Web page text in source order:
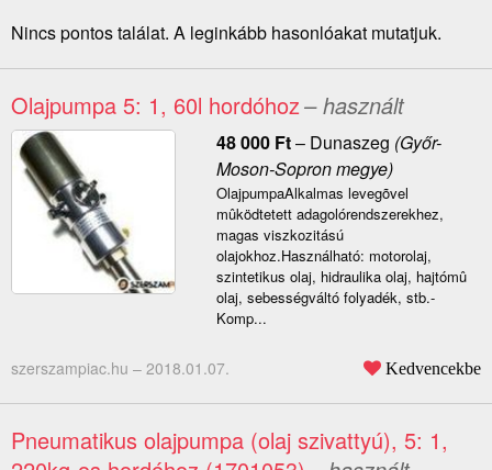
Nincs pontos találat. A leginkább hasonlóakat mutatjuk.
Olajpumpa 5: 1, 60l hordóhoz– használt
48 000 Ft– Dunaszeg (Győr-
Moson-Sopron megye)
OlajpumpaAlkalmas levegõvel
mûködtetett adagolórendszerekhez,
magas viszkozitású
olajokhoz.Használható: motorolaj,
szintetikus olaj, hidraulika olaj, hajtómû
olaj, sebességváltó folyadék, stb.-
Komp...
szerszampiac.hu – 2018.01.07. Kedvencekbe
Pneumatikus olajpumpa (olaj szivattyú), 5: 1,